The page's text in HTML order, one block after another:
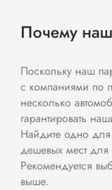
Почему
Поскольку наш
с компаниями по
несколько
гарантировать
Найдите одно
дешевых мест
Рекомендуется
выше.